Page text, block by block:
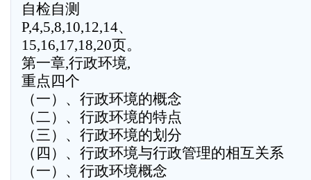
自检自测
P,4,5,8,10,12,14、
15,16,17,18,20页。
第一章,行政环境,
重点四个
（一）、行政环境的概念
（二）、行政环境的特点
（三）、行政环境的划分
（四）、行政环境与行政管理的相互关系
（一）、行政环境概念